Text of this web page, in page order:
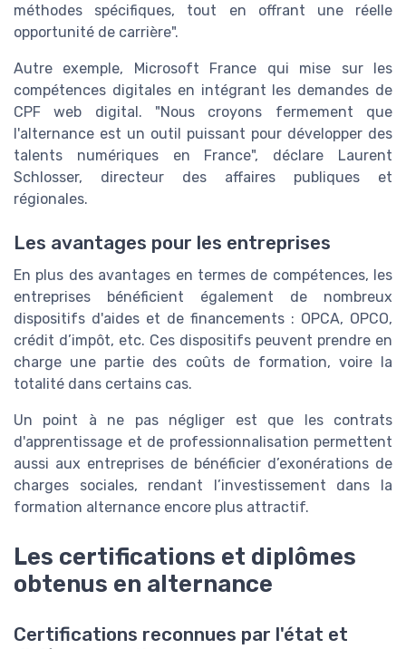
méthodes spécifiques, tout en offrant une réelle
opportunité de carrière".
Autre exemple, Microsoft France qui mise sur les
compétences digitales en intégrant les demandes de
CPF web digital. "Nous croyons fermement que
l'alternance est un outil puissant pour développer des
talents numériques en France", déclare Laurent
Schlosser, directeur des affaires publiques et
régionales.
Les avantages pour les entreprises
En plus des avantages en termes de compétences, les
entreprises bénéficient également de nombreux
dispositifs d'aides et de financements : OPCA, OPCO,
crédit d’impôt, etc. Ces dispositifs peuvent prendre en
charge une partie des coûts de formation, voire la
totalité dans certains cas.
Un point à ne pas négliger est que les contrats
d'apprentissage et de professionnalisation permettent
aussi aux entreprises de bénéficier d’exonérations de
charges sociales, rendant l’investissement dans la
formation alternance encore plus attractif.
Les certifications et diplômes
obtenus en alternance
Certifications reconnues par l'état et